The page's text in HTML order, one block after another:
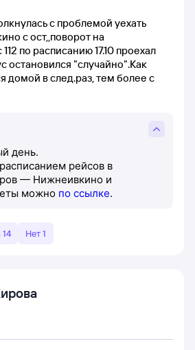
с проблемой уехать
с ост,,поворот на
по расписанию 17.10 проехал
остановился "случайно".Как
домой в след.раз, тем более с
день.
рейсов в
— Нижнеивкино и
можно по ссылке.
Нет 1